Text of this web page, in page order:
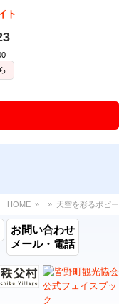
HOME » » 天空を彩るポピー
お問い合わせ
メール・電話